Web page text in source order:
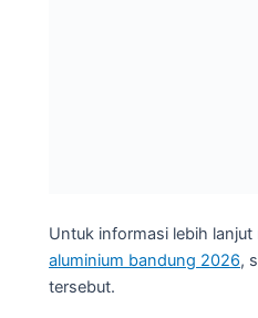
Untuk informasi lebih lanjut
aluminium bandung 2026,
tersebut.